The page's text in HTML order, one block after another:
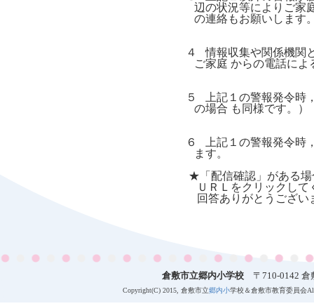
辺の状況等によりご家
の連絡もお願いします
４ 情報収集や関係機関
ご家庭 からの電話によ
５ 上記１の警報発令時
の場合 も同様です。）
６ 上記１の警報発令時
ます。
★「配信確認」がある
ＵＲＬをクリックして
回答ありがとうござい
倉敷市立郷内小学校 〒710-0142 倉
Copyright(C) 2015, 倉敷市立郷内小学校＆倉敷市教育委員会